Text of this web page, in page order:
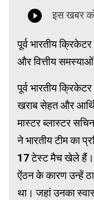
पूर्व भारतीय
और वित्तीय
पूर्व भारतीय
खराब सेहत और
मास्टर ब्लास्टर
ने भारतीय टीम का
17 टेस्ट मैच खेले
ऐंठन के कारण उन्हें
था। जहां उनका